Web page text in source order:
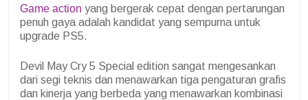
Game action yang bergerak cepat dengan pertarungan
penuh gaya adalah kandidat yang sempurna untuk
upgrade PS5.
Devil May Cry 5 Special edition sangat mengesankan
dari segi teknis dan menawarkan tiga pengaturan grafis
dan kinerja yang berbeda yang menawarkan kombinasi